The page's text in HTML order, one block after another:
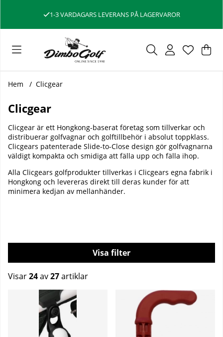
1-3 VARDAGARS LEVERANS PÅ LAGERVAROR
.
Hem Clicgear
Clicgear
Clicgear är ett Hongkong-baserat företag som tillverkar och
distribuerar golfvagnar och golftillbehör i absolut toppklass.
Clicgears patenterade Slide-to-Close design gör golfvagnarna
väldigt kompakta och smidiga att fälla upp och fälla ihop.
Alla Clicgears golfprodukter tillverkas i Clicgears egna fabrik i
Hongkong och levereras direkt till deras kunder för att
minimera kedjan av mellanhänder.
Filtrera
Visar24av27artiklar
Produkter